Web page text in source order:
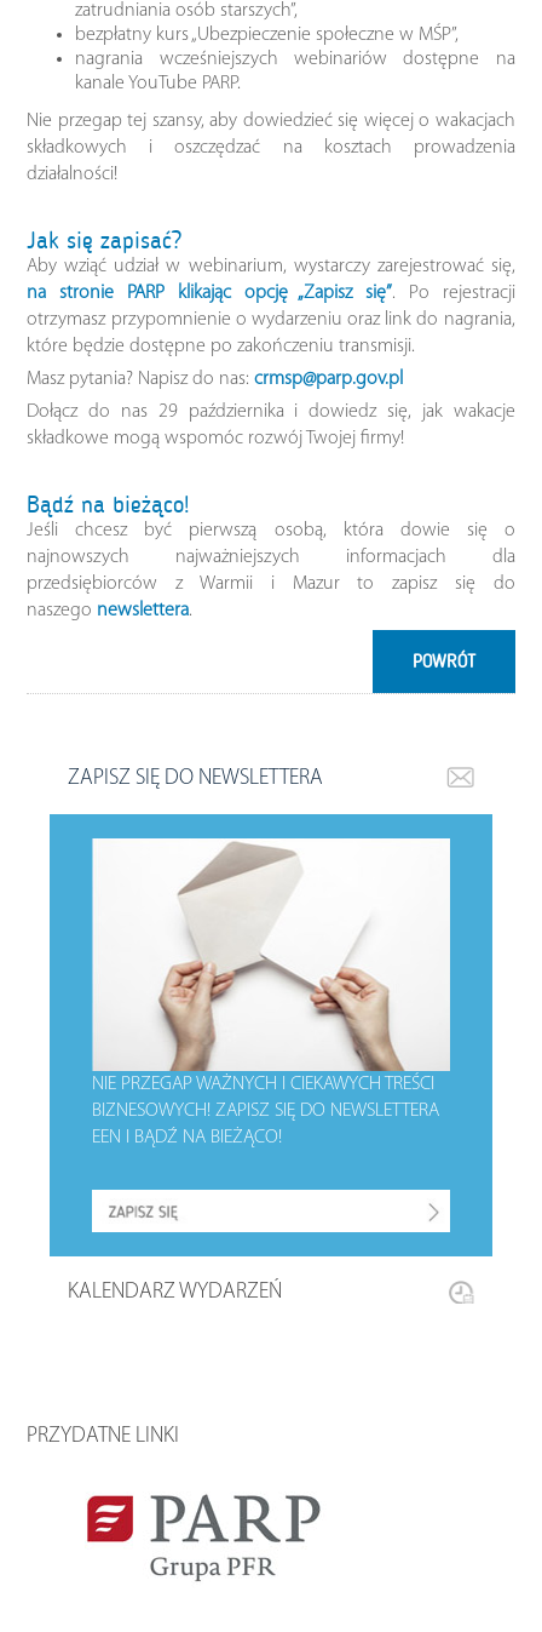
zatrudniania osób starszych”,
bezpłatny kurs „Ubezpieczenie społeczne w MŚP”,
nagrania wcześniejszych webinariów dostępne na
kanale YouTube PARP.
Nie przegap tej szansy, aby dowiedzieć się więcej o wakacjach
składkowych i oszczędzać na kosztach prowadzenia
działalności!
Jak się zapisać?
Aby wziąć udział w webinarium, wystarczy zarejestrować się,
na stronie PARP klikając opcję „Zapisz się”. Po rejestracji
otrzymasz przypomnienie o wydarzeniu oraz link do nagrania,
które będzie dostępne po zakończeniu transmisji.
Masz pytania? Napisz do nas:crmsp@parp.gov.pl
Dołącz do nas 29 października i dowiedz się, jak wakacje
składkowe mogą wspomóc rozwój Twojej firmy!
Bądź na bieżąco!
Jeśli chcesz być pierwszą osobą, która dowie się o
najnowszych najważniejszych informacjach dla
przedsiębiorców z Warmii i Mazur to zapisz się do
naszego newslettera.
POWRÓT
ZAPISZ SIĘ DO NEWSLETTERA
NIE PRZEGAP WAŻNYCH I CIEKAWYCH TREŚCI
BIZNESOWYCH!ZAPISZ SIĘ DO NEWSLETTERA
EEN I BĄDŹ NA BIEŻĄCO!
KALENDARZ WYDARZEŃ
PRZYDATNE LINKI